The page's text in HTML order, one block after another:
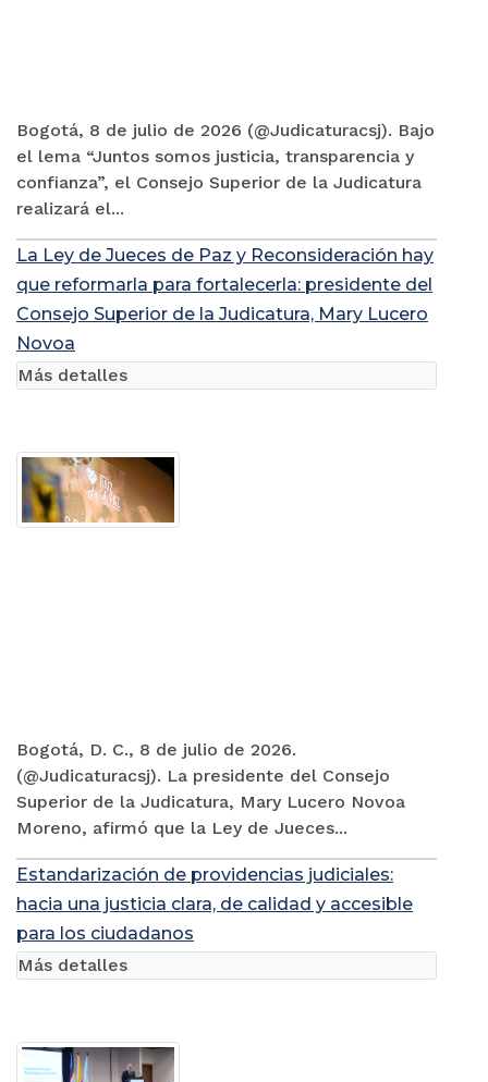
Bogotá, 8 de julio de 2026 (@Judicaturacsj). Bajo
el lema “Juntos somos justicia, transparencia y
confianza”, el Consejo Superior de la Judicatura
realizará el...
La Ley de Jueces de Paz y Reconsideración hay
que reformarla para fortalecerla: presidente del
Consejo Superior de la Judicatura, Mary Lucero
Novoa
Bogotá, D. C., 8 de julio de 2026.
(@Judicaturacsj). La presidente del Consejo
Superior de la Judicatura, Mary Lucero Novoa
Moreno, afirmó que la Ley de Jueces...
Más detalles
Estandarización de providencias judiciales:
hacia una justicia clara, de calidad y accesible
para los ciudadanos
Más detalles